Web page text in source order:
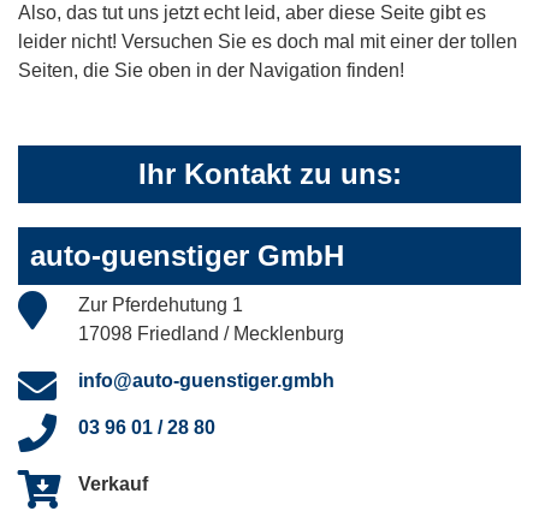
Also, das tut uns jetzt echt leid, aber diese Seite gibt es
leider nicht! Versuchen Sie es doch mal mit einer der tollen
Seiten, die Sie oben in der Navigation finden!
Ihr Kontakt zu uns:
auto-guenstiger GmbH
Zur Pferdehutung 1
17098 Friedland / Mecklenburg
info@auto-guenstiger.gmbh
03 96 01 / 28 80
Verkauf